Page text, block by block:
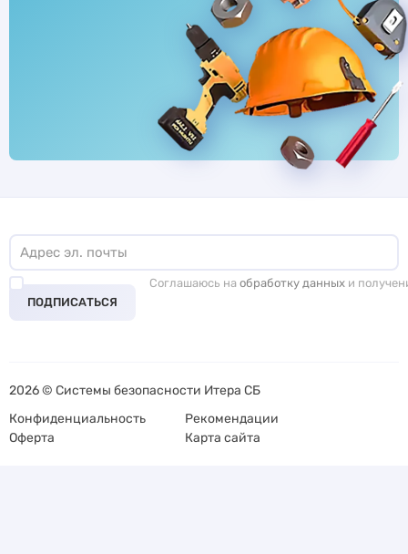
ПОДПИСАТЬСЯ
Соглашаюсь на обработку данных и
2026 © Системы безопасности Итера СБ
Конфиденциальность
Рекомендации
Оферта
Карта сайта